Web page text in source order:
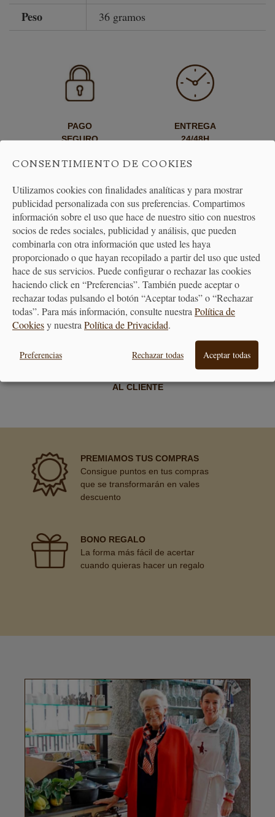
Peso 36 gramos
PAGO
SEGURO
ENTREGA
24/48H
ENVÍO GRATUITO
A PARTIR DE 40€
DEVOLUCIONES
30 DÍAS
AL CLIENTE
PREMIAMOS TUS COMPRAS
Consigue puntos en tus compras
que se transformarán en vales
descuento
BONO REGALO
La forma más fácil de acertar
cuando quieras hacer un regalo
CONSENTIMIENTO DE COOKIES
Utilizamos cookies con finalidades analíticas y para mostrar
publicidad personalizada con sus preferencias. Compartimos
información sobre el uso que hace de nuestro sitio con nuestros
socios de redes sociales, publicidad y análisis, que pueden
combinarla con otra información que usted les haya
proporcionado o que hayan recopilado a partir del uso que usted
hace de sus servicios. Puede configurar o rechazar las cookies
haciendo click en “Preferencias”. También puede aceptar o
rechazar todas pulsando el botón “Aceptar todas” o “Rechazar
todas”. Para más información, consulte nuestraPolítica de
Cookiesy nuestraPolítica de Privacidad.
Preferencias Rechazar todas Aceptar todas